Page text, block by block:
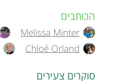
A
u
הכותבים
Melissa Minter
Chloé Orland
סוקרים צעירים